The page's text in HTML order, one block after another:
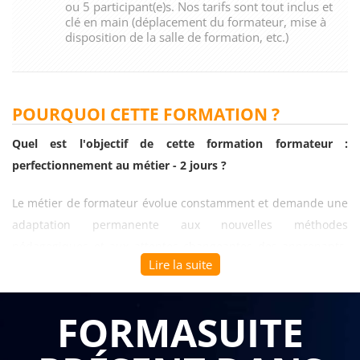
ou 5 participant(e)s. Nos tarifs sont tout inclus et
clé en main (déplacement du formateur, mise à
disposition de la salle de formation, etc.)
POURQUOI CETTE FORMATION ?
Quel est l'objectif de cette formation formateur :
perfectionnement au métier - 2 jours ?
Le métier de formateur évolue constamment et demande une
adaptation permanente aux nouvelles méthodes
Les professionnels de la formation font face à des situations
de plus en plus complexes qui nécessitent un
formation formateur : perfectionnement au métier - 2
Lire la suite
FORMASUITE